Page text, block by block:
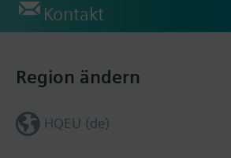
Kontakt
Region ändern
HQEU (de)